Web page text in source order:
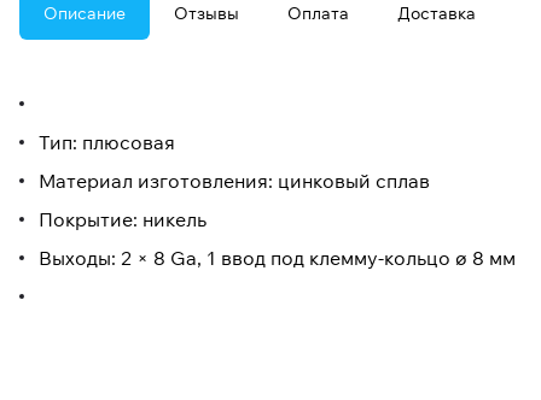
Описание Отзывы Оплата Доставка
Тип: плюсовая
Материал изготовления: цинковый сплав
Покрытие: никель
Выходы: 2 × 8 Ga, 1 ввод под клемму-кольцо ø 8 мм